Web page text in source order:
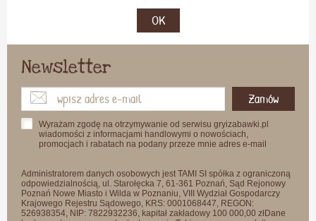
OK
Newsletter
Zamów
Wyrażam zgodę na otrzymywanie od serwisu gryizabawki.pl
wiadomości z informacjami handlowymi o nowościach,
promocjach i rabatach na podany przeze mnie adres e-mail
Administratorem danych osobowych jest TAMI SI spółka z ograniczoną
odpowiedzialnością, ul. Starołęcka 7, 61-361 Poznań, Sąd Rejonowy
Poznań Nowe Miasto i Wilda w Poznaniu, VIII Wydział Gospodarczy
Krajowego Rejestru Sądowego, KRS: 0001068447, REGON:
526938354, NIP: 7822932236, kapitał zakładowy 100 000,00 złDane